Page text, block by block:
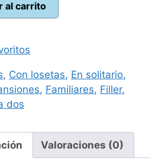
€.
al carrito
, Con losetas, En solitario,
, Familiares, Filler,
dos
Valoraciones (0)